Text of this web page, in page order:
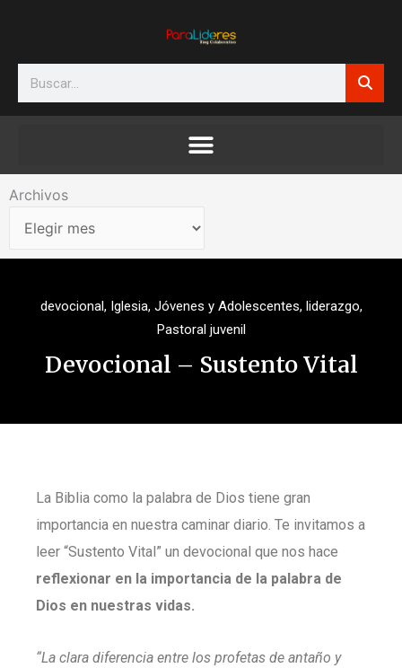
Search
Archivos
Archivos
devocional, Iglesia, Jóvenes y Adolescentes, liderazgo,
Pastoral juvenil
Devocional – Sustento Vital
La Biblia como la palabra de Dios tiene gran
importancia en nuestra caminar diario. Te invitamos a
leer “Sustento Vital” un devocional que nos hace
reflexionar en la importancia de la palabra de
Dios en nuestras vidas.
“La clara diferencia entre los profetas de antaño y